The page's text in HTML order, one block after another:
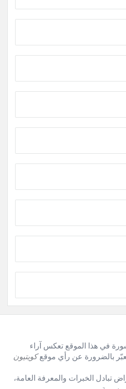
في هذا الموقع تعكس آراء
بالضرورة عن رأي موقعكويتيون
تبادل الخبرات والمعرفة العامة،